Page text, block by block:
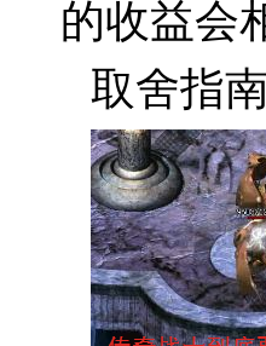
的收益会
取舍指